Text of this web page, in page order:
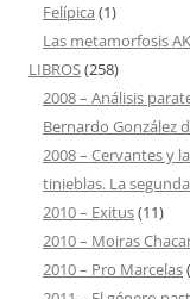
Felípica (1)
Las metamorfosis
LIBROS(258)
2008 – Análisis
Bernardo González
2008 – Cervantes y
tinieblas. La
2010 – Exitus(11)
2010 – Moiras
2010 – Pro Marcelas